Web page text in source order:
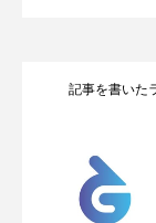
記事を書いた
2026.05.04